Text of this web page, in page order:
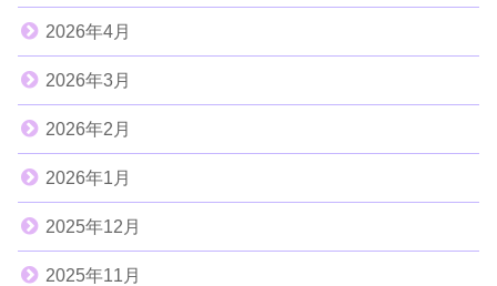
2026年4月
2026年3月
2026年2月
2026年1月
2025年12月
2025年11月